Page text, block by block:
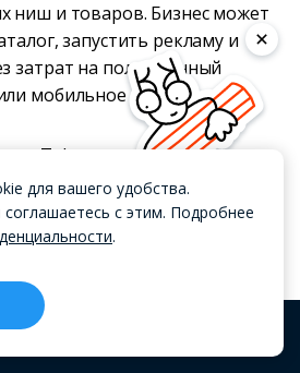
ниш и товаров. Бизнес может
запустить рекламу и
затрат на полноценный
мобильное приложение.
Telegram чаще становится
продаж. Например, сайт
и рекламы, а — для общения с
заказов и автоматических
для вашего удобства.
с этим. Подробнее
.